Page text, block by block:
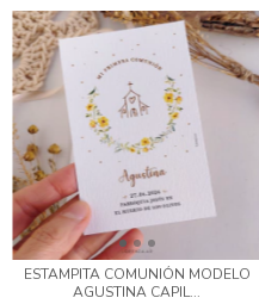
ESTAMPITA COMUNIÓN MODELO
AGUSTINA CAPIL...